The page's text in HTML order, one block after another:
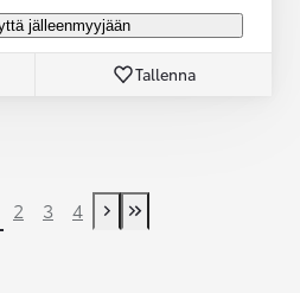
jälleenmyyjään
Tallenna
page
2 3 4
Next page
Last Page